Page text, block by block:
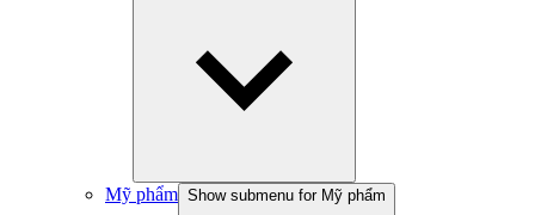
Mỹ phẩm Show submenu for Mỹ phẩm